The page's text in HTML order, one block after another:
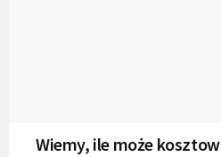
Wiemy, ile może